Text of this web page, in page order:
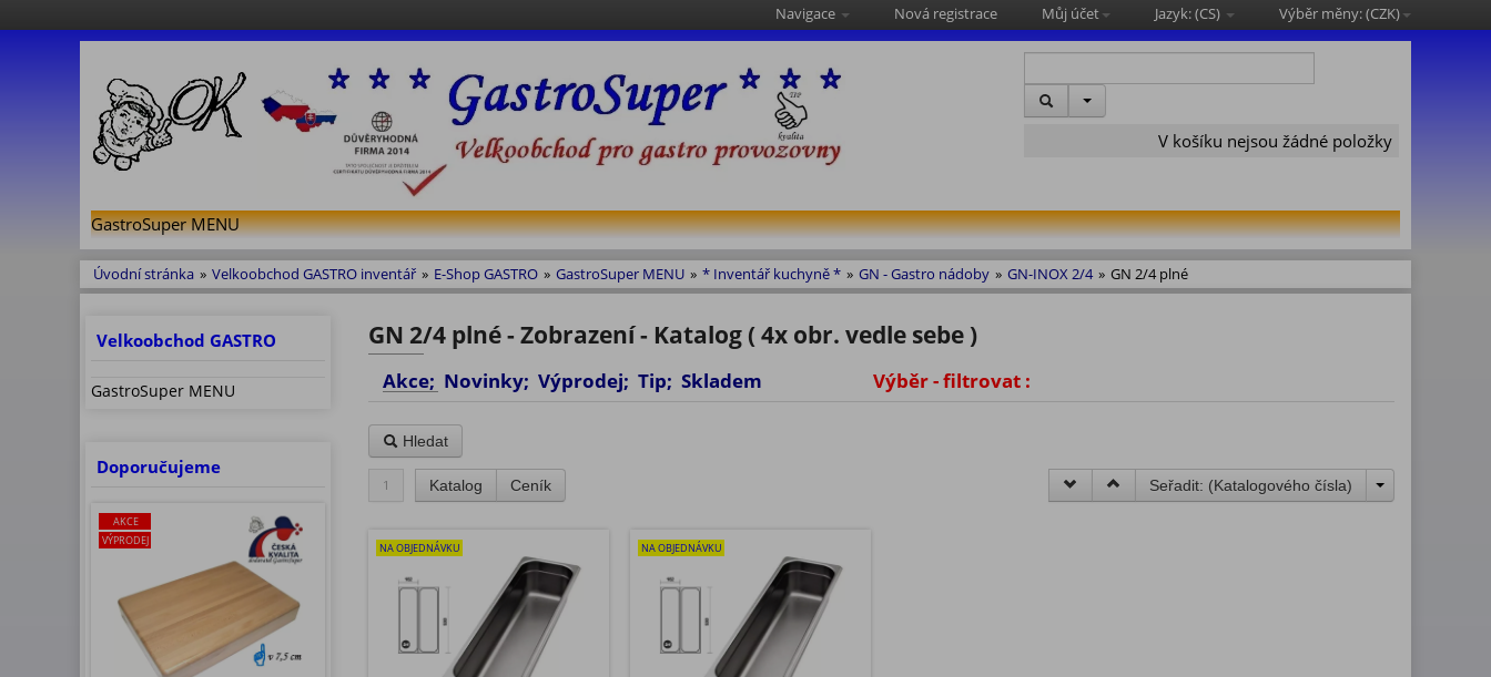
Navigace Nová registrace Můj účet Jazyk: (CS) Výběr měny: (CZK)
V košíku nejsou žádné položky
GastroSuper MENU
Úvodní stránka » Velkoobchod GASTRO inventář » E-Shop GASTRO » GastroSuper MENU » * Inventář kuchyně * » GN - Gastro nádoby » GN-INOX 2/4 » GN 2/4 plné
Velkoobchod GASTRO
GastroSuper MENU
Doporučujeme
AKCE
VÝPRODEJ
GN 2/4 plné - Zobrazení - Katalog ( 4x obr. vedle sebe )
Akce; Novinky; Výprodej; Tip; Skladem Výběr - filtrovat :
Hledat
1 Katalog Ceník Seřadit: (Katalogového čísla)
NA OBJEDNÁVKU NA OBJEDNÁVKU